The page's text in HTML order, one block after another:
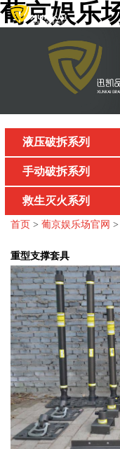
葡京娱乐
液压破拆系列
手动破拆系列
救生灭火系列
首页 > 葡京娱乐场官网 >
重型支撑套具